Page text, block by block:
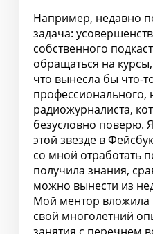
Например, недавно
задача:
собственного
обращаться на
что вынесла бы что-
профессионального,
радиожурналиста,
безусловно поверю.
этой звезде в
со мной отработать
получила знания,
можно вынести из
Мой ментор вложила
свой многолетний